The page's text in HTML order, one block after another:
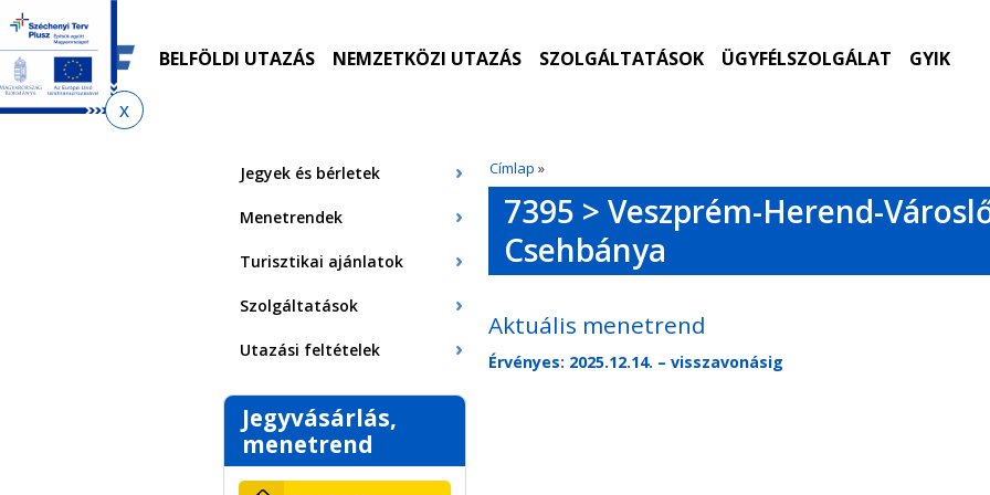
Ugrás
menetrendkeresőhöz
Ugrás
az
almenühöz
Ugrás
tartalomra
Ugrás
az
oldaltérképre
BELFÖLDI UTAZÁS NEMZETKÖZI UTAZÁS SZOLGÁLTATÁSOK ÜGYFÉLSZOLGÁLAT GYIK
Címlap »
Jegyek és bérletek
Menetrendek
Turisztikai ajánlatok
Szolgáltatások
Utazási feltételek
Jegyvásárlás,
menetrend
7395 > Veszprém-Herend-
Csehbánya
Aktuális menetrend
Érvényes: 2025.12.14. – visszavonásig